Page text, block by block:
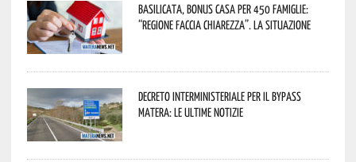
Basilicata, Bonus casa per 450 famiglie:
“Regione faccia chiarezza”. La situazione
Decreto interministeriale per il Bypass
Matera: le ultime notizie